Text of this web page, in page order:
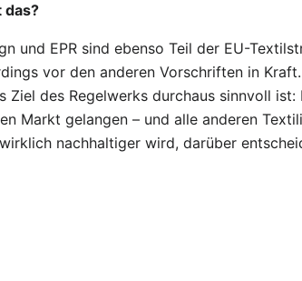
das?
und EPR sind ebenso Teil der EU-
vor den anderen Vorschriften in
Ziel des Regelwerks durchaus sinnvoll
Markt gelangen – und alle anderen
nachhaltiger wird, darüber